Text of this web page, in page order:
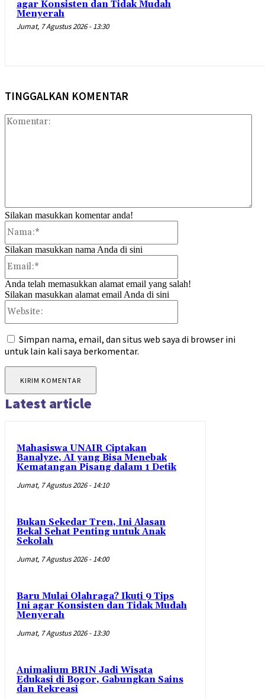
agar Konsisten dan Tidak Mudah
Menyerah
Jumat, 7 Agustus 2026 - 13:30
TINGGALKAN KOMENTAR
Silakan masukkan komentar anda!
Silakan masukkan nama Anda di sini
Anda telah memasukkan alamat email yang salah!
Silakan masukkan alamat email Anda di sini
Simpan nama, email, dan situs web saya di browser ini
untuk lain kali saya berkomentar.
Latest article
Mahasiswa UNAIR Ciptakan
Banalyze, AI yang Bisa Menebak
Kematangan Pisang dalam 1 Detik
Jumat, 7 Agustus 2026 - 14:10
Bukan Sekedar Tren, Ini Alasan
Bekal Sehat Penting untuk Anak
Sekolah
Jumat, 7 Agustus 2026 - 14:00
Baru Mulai Olahraga? Ikuti 9 Tips
Ini agar Konsisten dan Tidak Mudah
Menyerah
Jumat, 7 Agustus 2026 - 13:30
Animalium BRIN Jadi Wisata
Edukasi di Bogor, Gabungkan Sains
dan Rekreasi